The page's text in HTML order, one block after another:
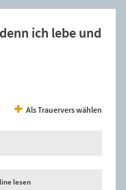
ich lebe und
Als Trauervers wählen
lesen